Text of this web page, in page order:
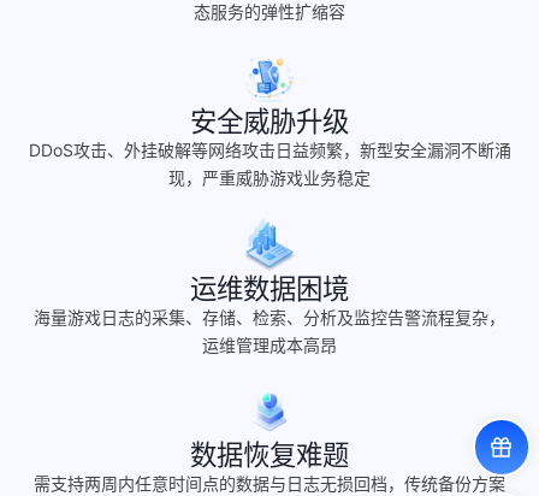
态服务的弹性扩缩容
安全威胁升级
DDoS攻击、外挂破解等网络攻击日益频繁，新型安全漏洞不断涌
现，严重威胁游戏业务稳定
运维数据困境
海量游戏日志的采集、存储、检索、分析及监控告警流程复杂，
运维管理成本高昂
数据恢复难题
需支持两周内任意时间点的数据与日志无损回档，传统备份方案